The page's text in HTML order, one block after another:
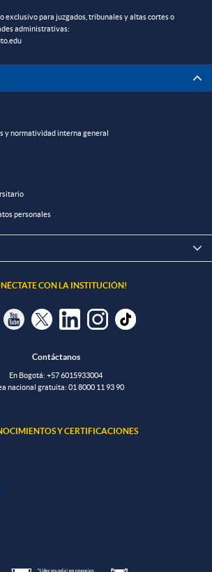
exclusivo para juzgados, tribunales y altas cortes o
administrativas:
y normatividad interna general
personales

CON LA INSTITUCIÓN!
Contáctanos
En Bogotá: +57 6015933004
nacional gratuita: 01 8000 11 93 90
Y CERTIFICACIONES